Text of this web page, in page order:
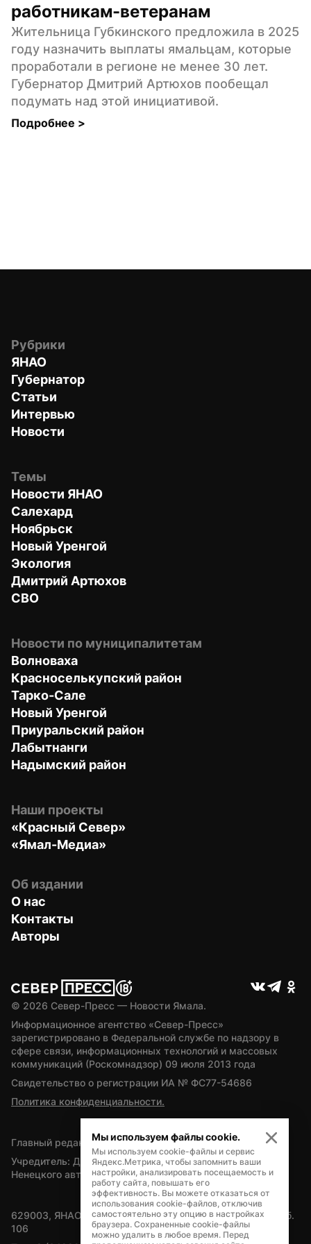
работникам-ветеранам
Жительница Губкинского предложила в 2025
году назначить выплаты ямальцам, которые
проработали в регионе не менее 30 лет.
Губернатор Дмитрий Артюхов пообещал
подумать над этой инициативой.
Подробнее >
Рубрики
ЯНАО
Губернатор
Статьи
Интервью
Новости
Темы
Новости ЯНАО
Салехард
Ноябрьск
Новый Уренгой
Экология
Дмитрий Артюхов
СВО
Новости по муниципалитетам
Волноваха
Красноселькупский район
Тарко-Сале
Новый Уренгой
Приуральский район
Лабытнанги
Надымский район
Наши проекты
«Красный Север»
«Ямал-Медиа»
Об издании
О нас
Контакты
Авторы
© 2026 Север-Пресс — Новости Ямала.
Информационное агентство «Север-Пресс»
зарегистрировано в Федеральной службе по надзору в
сфере связи, информационных технологий и массовых
коммуникаций (Роскомнадзор) 09 июля 2013 года
Свидетельство о регистрации ИА № ФС77-54686
Политика конфиденциальности.
Главный редактор — А.Л. Поздеев
Учредитель: Департамент внутренней политики Ямало-
Ненецкого автономного округа
629003, ЯНАО, Салехард, мкр. Богдана Кнунянца, д.1, каб.
106
Мы используем файлы cookie.
Мы используем cookie-файлы и сервис
Яндекс.Метрика, чтобы запомнить ваши
настройки, анализировать посещаемость и
работу сайта, повышать его
эффективность. Вы можете отказаться от
использования cookie-файлов, отключив
самостоятельно эту опцию в настройках
браузера. Сохраненные cookie-файлы
можно удалить в любое время. Перед